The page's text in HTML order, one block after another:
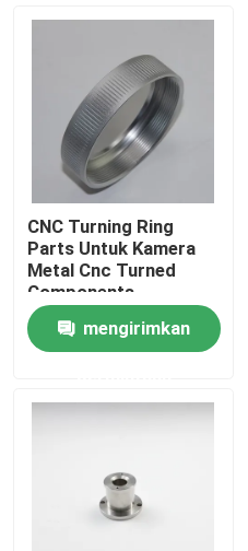
CNC Turning Ring
Parts Untuk Kamera
Metal Cnc Turned
Components
mengirimkan